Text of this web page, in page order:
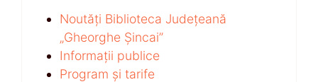
Noutăți Biblioteca Județeană
„Gheorghe Șincai”
Informații publice
Program și tarife